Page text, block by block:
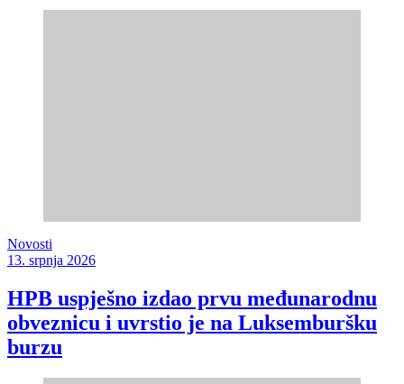
Novosti
13. srpnja 2026
HPB uspješno izdao prvu međunarodnu
obveznicu i uvrstio je na Luksemburšku
burzu